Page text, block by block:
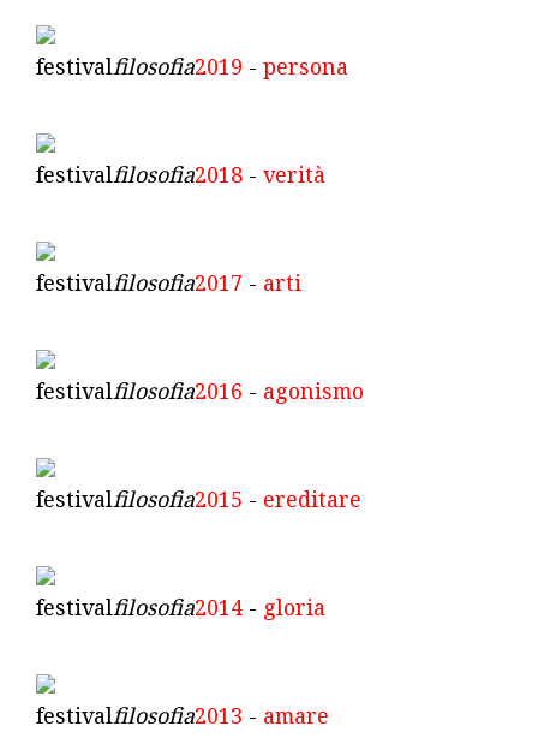
festivalfilosofia2019 - persona
festivalfilosofia2018 - verità
festivalfilosofia2017 - arti
festivalfilosofia2016 - agonismo
festivalfilosofia2015 - ereditare
festivalfilosofia2014 - gloria
festivalfilosofia2013 - amare